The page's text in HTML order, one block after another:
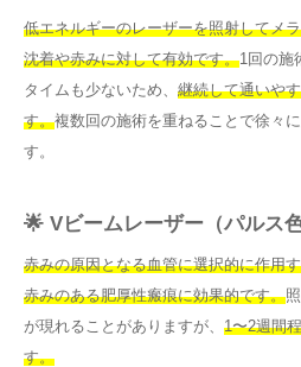
低エネルギーのレーザーを照射してメ
沈着や赤みに対して有効です。1回の施
タイムも少ないため、 継続して通いや
す。複数回の施術を重ねることで徐々
す。
🌟 Vビームレーザー（パルス
赤みの原因となる血管に選択的に作用
赤みのある肥厚性瘢痕に効果的です。
が現れることがありますが、 1〜2週間
す。